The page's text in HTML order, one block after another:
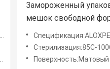
Замороженный
мешок свободной
транспортировки
применений
Спецификация:ALOXPET/NY/RCPP, SPET/PE, PET/AL/NY/RCPP,Matt BOPP/VMPET12/
Стерилизация:85C-100C-121C-
Поверхность:Матовый лак,